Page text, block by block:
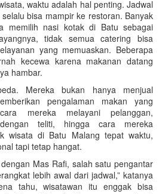
waktu adalah hal penting. Jadwal
bisa mampir ke restoran. Banyak
memilih nasi kotak di Batu sebagai
tidak semua catering bisa
yang memuaskan. Beberapa
kecewa karena makanan datang
hambar.
Mereka bukan hanya menjual
pengalaman makan yang
mereka melayani pelanggan,
teliti, hingga cara mereka
wisata di Batu Malang tepat waktu,
tapi tetap hangat.
Mas Rafi, salah satu pengantar
lebih awal dari jadwal,” katanya
tahu, wisatawan itu enggak bisa